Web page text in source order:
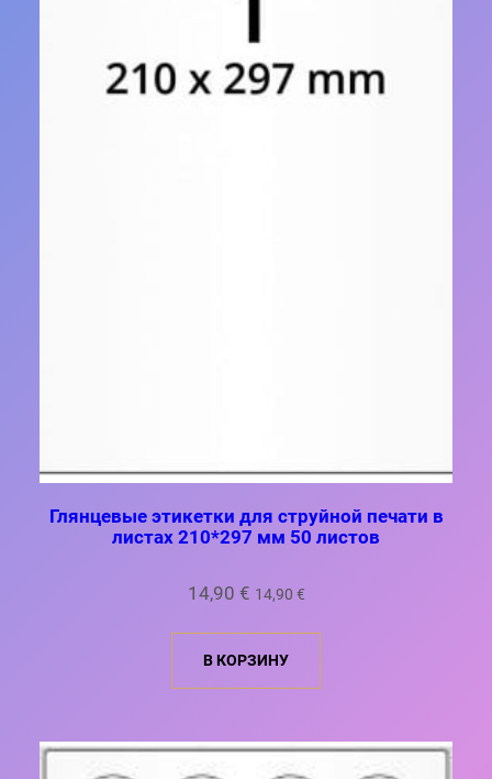
Глянцевые этикетки для струйной печати в
листах 210*297 мм 50 листов
14,90 € 14,90 €
В КОРЗИНУ